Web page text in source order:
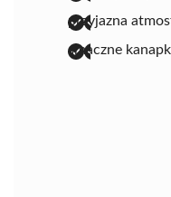
przyjazna
smaczne